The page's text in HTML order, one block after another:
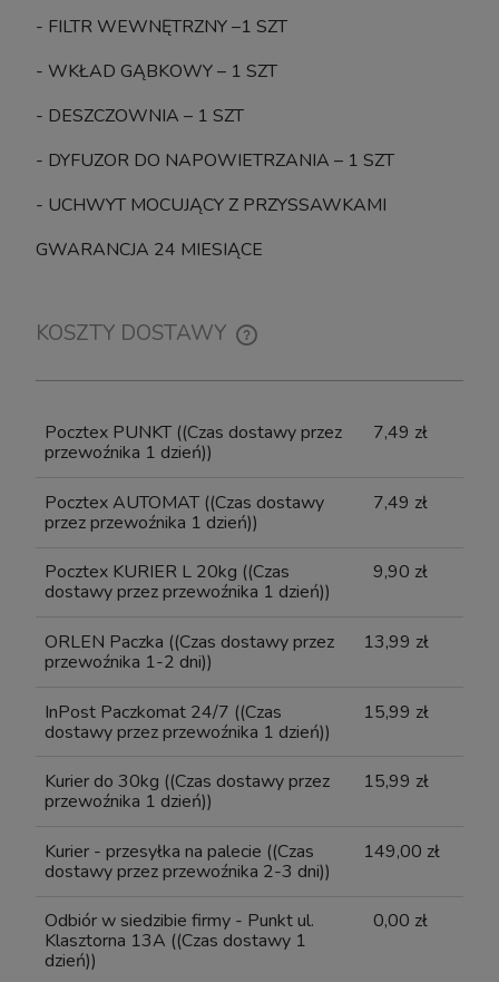
- FILTR WEWNĘTRZNY –1 SZT
- WKŁAD GĄBKOWY – 1 SZT
- DESZCZOWNIA – 1 SZT
- DYFUZOR DO NAPOWIETRZANIA – 1 SZT
- UCHWYT MOCUJĄCY Z PRZYSSAWKAMI
GWARANCJA 24 MIESIĄCE
KOSZTY DOSTAWY
CENA NIE ZAWIERA EWENTUALNYCH KOSZTÓW
Pocztex PUNKT ((Czas dostawy przez
przewoźnika 1 dzień))
7,49 zł
Pocztex AUTOMAT ((Czas dostawy
przez przewoźnika 1 dzień))
7,49 zł
Pocztex KURIER L 20kg ((Czas
dostawy przez przewoźnika 1 dzień))
9,90 zł
ORLEN Paczka ((Czas dostawy przez
przewoźnika 1-2 dni))
13,99 zł
InPost Paczkomat 24/7 ((Czas
dostawy przez przewoźnika 1 dzień))
15,99 zł
Kurier do 30kg ((Czas dostawy przez
przewoźnika 1 dzień))
15,99 zł
Kurier - przesyłka na palecie ((Czas
dostawy przez przewoźnika 2-3 dni))
149,00 zł
Odbiór w siedzibie firmy - Punkt ul.
Klasztorna 13A ((Czas dostawy 1
dzień))
0,00 zł